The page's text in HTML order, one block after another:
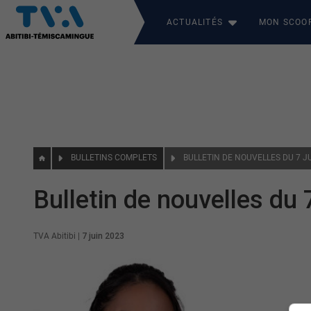
ACTUALITÉS MON
BULLETINS COMPLETS BULLETIN DE NOUVELLES DU 7
Bulletin de nouvelles du
TVA Abitibi 7 juin 2023